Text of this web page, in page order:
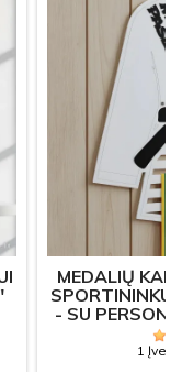
MEDALIŲ
- SU
1